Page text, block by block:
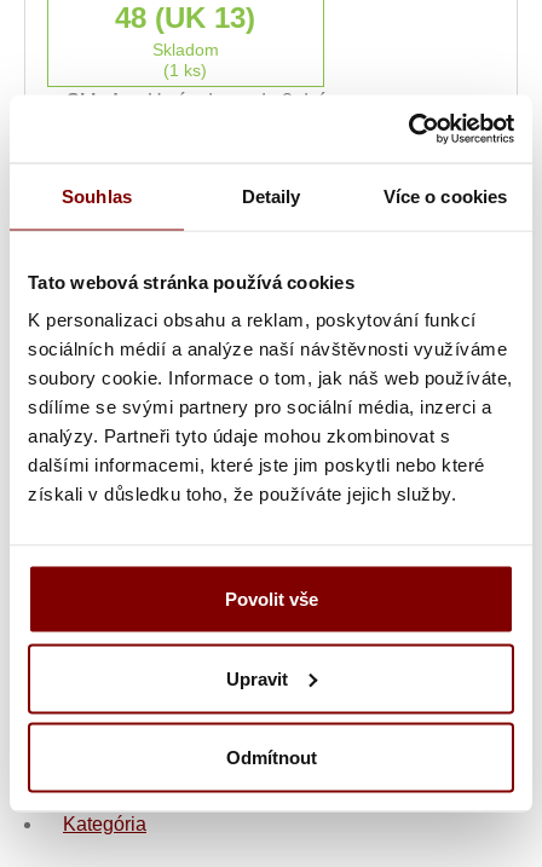
Souhlas Detaily Více o cookies
Tato webová stránka používá cookies
K personalizaci obsahu a reklam, poskytování funkcí
sociálních médií a analýze naší návštěvnosti využíváme
soubory cookie. Informace o tom, jak náš web používáte,
sdílíme se svými partnery pro sociální média, inzerci a
analýzy. Partneři tyto údaje mohou zkombinovat s
dalšími informacemi, které jste jim poskytli nebo které
získali v důsledku toho, že používáte jejich služby.
Povolit vše
Upravit
Odmítnout
48 (UK 13)
Skladom
(1 ks)
Skladom U vás doma do 3 dní
Skladom
U vás doma do 3 dní
Kód: 2032---BK
86,53€s DPH
Vložiť do košíka
Soubory
Kategória